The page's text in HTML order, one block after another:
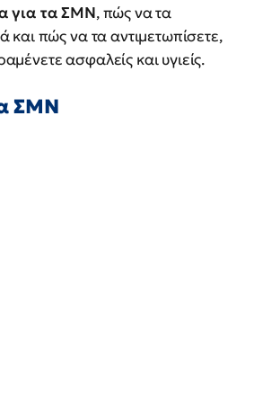
για τα ΣΜΝ, πώς να τα
και πώς να τα αντιμετωπίσετε,
ασφαλείς και υγιείς.
ΣΜΝ